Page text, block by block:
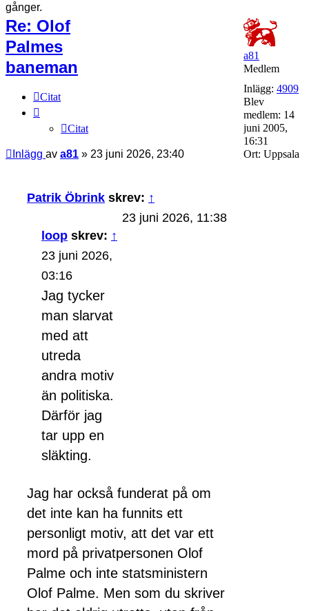
gånger.
Re: Olof
Palmes
baneman
Citat
Citat
Inlägg av a81 » 23 juni 2026, 23:40
Patrik Öbrink skrev: ↑
23 juni 2026, 11:38
loop skrev: ↑
23 juni 2026,
03:16
Jag tycker
man slarvat
med att
utreda
andra motiv
än politiska.
Därför jag
tar upp en
släkting.
Jag har också funderat på om
det inte kan ha funnits ett
personligt motiv, att det var ett
mord på privatpersonen Olof
Palme och inte statsministern
Olof Palme. Men som du skriver
a81
Medlem
Inlägg: 4909
Blev
medlem: 14
juni 2005,
16:31
Ort: Uppsala